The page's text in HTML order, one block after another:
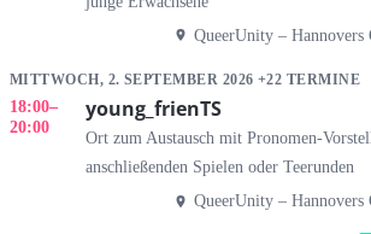
QueerUnity – Hannovers
MITTWOCH, 2. SEPTEMBER 2026 +22 TERMINE
18:00–
20:00
young_frienTS
Ort zum Austausch mit Pronomen-
anschließenden Spielen oder Teerunden
QueerUnity – Hannovers